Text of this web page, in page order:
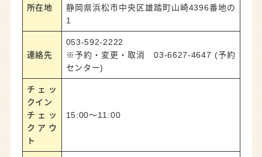
所在地
静岡県浜松市中央区雄踏町山崎4396番地の
1
連絡先
053-592-2222
※予約・変更・取消 03-6627-4647 (予約
センター)
チェッ
クイン
チェッ
クアウ
ト
15:00～11:00